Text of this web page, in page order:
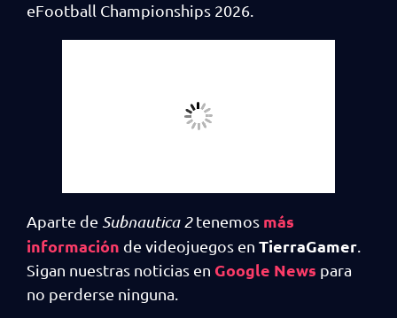
eFootball Championships 2026.
Aparte de Subnautica 2tenemos más
información de videojuegos en TierraGamer.
Sigan nuestras noticias en Google News para
no perderse ninguna.